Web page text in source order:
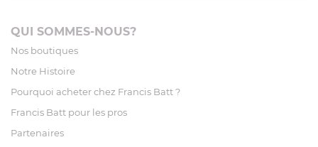
QUI SOMMES-NOUS?
Nos boutiques
Notre Histoire
Pourquoi acheter chez Francis Batt ?
Francis Batt pour les pros
Partenaires